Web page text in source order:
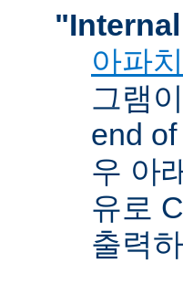
아파
그램
end
우 아
유로
출력